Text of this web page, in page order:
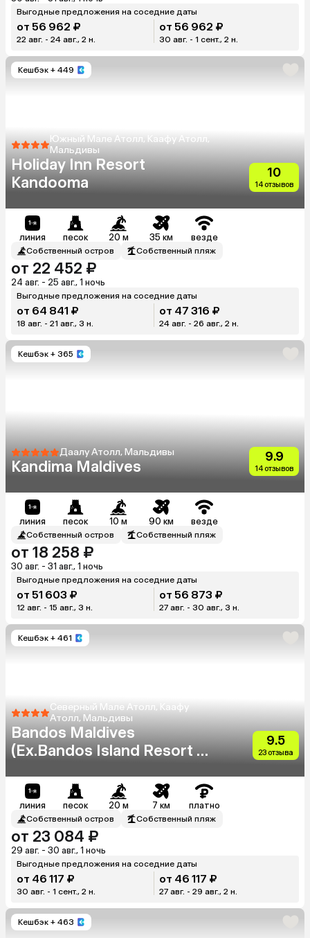
Выгодные предложения на соседние даты
от 56 962 ₽
22 авг. - 24 авг., 2 н.
от 56 962 ₽
30 авг. - 1 сент., 2 н.
Кешбэк + 449
Южный Мале Атолл, Каафу Атолл,
Мальдивы
Holiday Inn Resort
Kandooma
10
14 отзывов
линия песок 20 м 35 км везде
Собственный остров Собственный пляж
от 22 452 ₽
24 авг. - 25 авг., 1 ночь
Выгодные предложения на соседние даты
от 64 841 ₽
18 авг. - 21 авг., 3 н.
от 47 316 ₽
24 авг. - 26 авг., 2 н.
Кешбэк + 365
Даалу Атолл, Мальдивы
Kandima Maldives
9.9
14 отзывов
линия песок 10 м 90 км везде
Собственный остров Собственный пляж
от 18 258 ₽
30 авг. - 31 авг., 1 ночь
Выгодные предложения на соседние даты
от 51 603 ₽
12 авг. - 15 авг., 3 н.
от 56 873 ₽
27 авг. - 30 авг., 3 н.
Кешбэк + 461
Северный Мале Атолл, Каафу
Атолл, Мальдивы
Bandos Maldives
(Ex.Bandos Island Resort &
9.5
23 отзыва
линия песок 20 м 7 км платно
Собственный остров Собственный пляж
от 23 084 ₽
29 авг. - 30 авг., 1 ночь
Выгодные предложения на соседние даты
от 46 117 ₽
30 авг. - 1 сент., 2 н.
от 46 117 ₽
27 авг. - 29 авг., 2 н.
Кешбэк + 463